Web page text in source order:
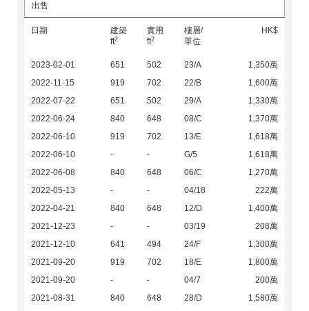
出售
日期
建築
ft2
實用
ft2
樓層/
單位
HK$
2023-02-01 651 502 23/A
1,350萬
2022-11-15
919 702 22/B
1,600萬
2022-07-22
651 502 29/A
1,330萬
2022-06-24
840 648 08/C
1,370萬
2022-06-10
919 702 13/E
1,618萬
2022-06-10
- - G/5
1,618萬
2022-06-08
840 648 06/C
1,270萬
2022-05-13
- - 04/18
222萬
2022-04-21
840 648 12/D
1,400萬
2021-12-23
- - 03/19
208萬
2021-12-10
641 494 24/F
1,300萬
2021-09-20
919 702 18/E
1,800萬
2021-09-20
- - 04/7
200萬
2021-08-31
840 648 28/D 1,580萬